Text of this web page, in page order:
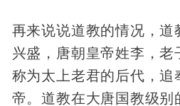
再来说说道教的情况，道
兴盛，唐朝皇帝姓李，老
称为太上老君的后代，追
帝。道教在大唐国教级别